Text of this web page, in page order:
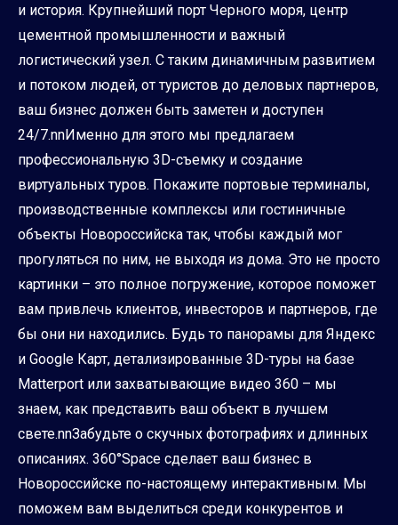
и история. Крупнейший порт Черного моря, центр
цементной промышленности и важный
логистический узел. С таким динамичным развитием
и потоком людей, от туристов до деловых партнеров,
ваш бизнес должен быть заметен и доступен
24/7.nnИменно для этого мы предлагаем
профессиональную 3D-съемку и создание
виртуальных туров. Покажите портовые терминалы,
производственные комплексы или гостиничные
объекты Новороссийска так, чтобы каждый мог
прогуляться по ним, не выходя из дома. Это не просто
картинки – это полное погружение, которое поможет
вам привлечь клиентов, инвесторов и партнеров, где
бы они ни находились. Будь то панорамы для Яндекс
и Google Карт, детализированные 3D-туры на базе
Matterport или захватывающие видео 360 – мы
знаем, как представить ваш объект в лучшем
свете.nnЗабудьте о скучных фотографиях и длинных
описаниях. 360°Space сделает ваш бизнес в
Новороссийске по-настоящему интерактивным. Мы
поможем вам выделиться среди конкурентов и